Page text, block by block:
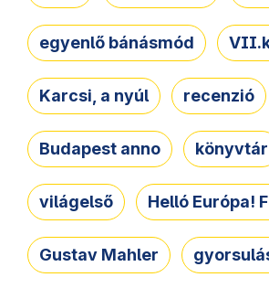
egyenlő bánásmód
Karcsi, a nyúl recenzió
Budapest anno könyvtár
világelső Helló Európa!
Gustav Mahler